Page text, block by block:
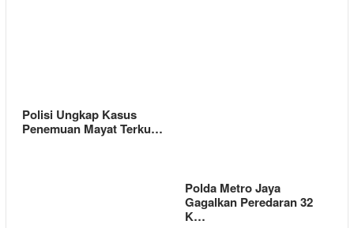
Polisi Ungkap Kasus
Penemuan Mayat Terku…
Polda Metro Jaya
Gagalkan Peredaran 32
K…